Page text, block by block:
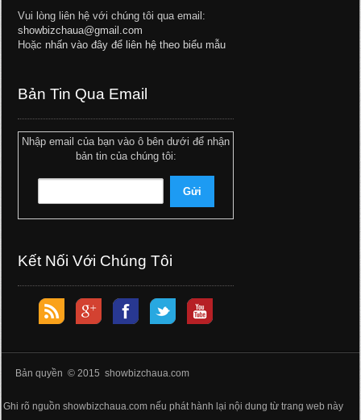
Vui lòng liên hệ với chúng tôi qua email:
showbizchaua@gmail.com
Hoặc nhấn vào đây để liên hệ theo biểu mẫu
Bản Tin Qua Email
Nhập email của bạn vào ô bên dưới để nhận
bản tin của chúng tôi:
Kết Nối Với Chúng Tôi
Bản quyền © 2015 showbizchaua.com
Ghi rõ nguồn showbizchaua.com nếu phát hành lại nội dung từ trang web này